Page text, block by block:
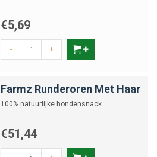
€5,69
- +
Farmz Runderoren Met Haar
100% natuurlijke hondensnack
€51,44